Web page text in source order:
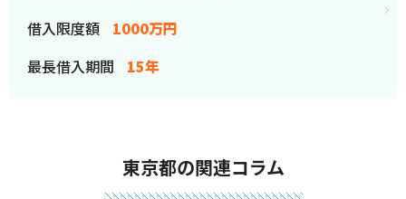
借入限度額
1000万円
最長借入期間
15年
東京都の関連コラム